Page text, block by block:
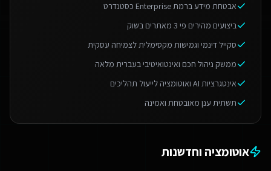
אבטחת מידע ברמת Enterprise כסטנדרט
ביצועים מהירים פי 3 מאתרים בשוק
סקייל דינמי וגמישות מקסימלית לצמיחה עסקית
ממשק ניהול חכם ואינטואיטיבי בעברית מלאה
אינטגרציות AI ואוטומציה לייעול תהליכים
תשתית ענן מאובטחת ואמינה
אוטומציה וחדשנות